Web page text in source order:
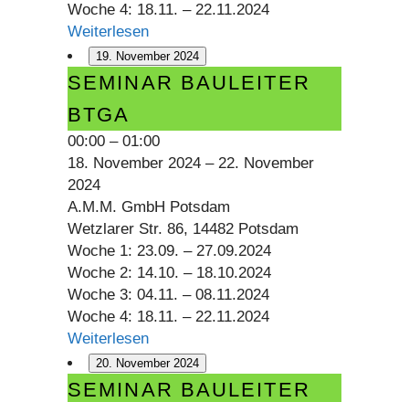
Woche 4: 18.11. – 22.11.2024
Weiterlesen
19. November 2024
Seminar
BTGA
SEMINAR BAULEITER
BTGA
00:00 – 01:00
18. November 2024 – 22. November
2024
A.M.M. GmbH Potsdam
Wetzlarer Str. 86, 14482 Potsdam
Woche 1: 23.09. – 27.09.2024
Woche 2: 14.10. – 18.10.2024
Woche 3: 04.11. – 08.11.2024
Woche 4: 18.11. – 22.11.2024
Weiterlesen
20. November 2024
Seminar
SEMINAR BAULEITER